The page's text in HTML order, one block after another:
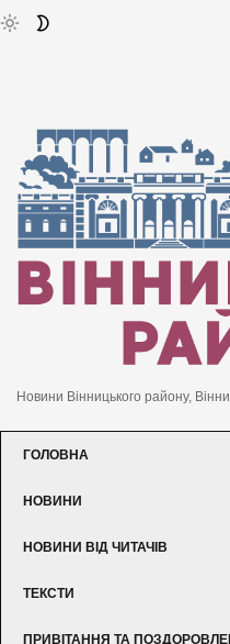
Новини Вінницького району,
ГОЛОВНА
НОВИНИ
НОВИНИ ВІД ЧИТАЧІВ
ТЕКСТИ
ПРИВІТАННЯ ТА